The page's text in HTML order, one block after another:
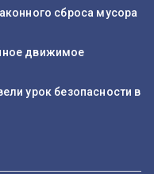
сброса мусора
движимое
урок безопасности в